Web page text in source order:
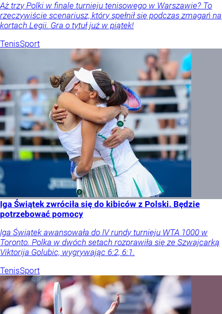
Aż trzy Polki w finale turnieju tenisowego w Warszawie? To
rzeczywiście scenariusz, który spełnił się podczas zmagań na
kortach Legii. Gra o tytuł już w piątek!
TenisSport
Iga Świątek zwróciła się do kibiców z Polski. Będzie
potrzebować pomocy
Iga Świątek awansowała do IV rundy turnieju WTA 1000 w
Toronto. Polka w dwóch setach rozprawiła się ze Szwajcarką
Viktorija Golubic, wygrywając 6:2, 6:1.
TenisSport